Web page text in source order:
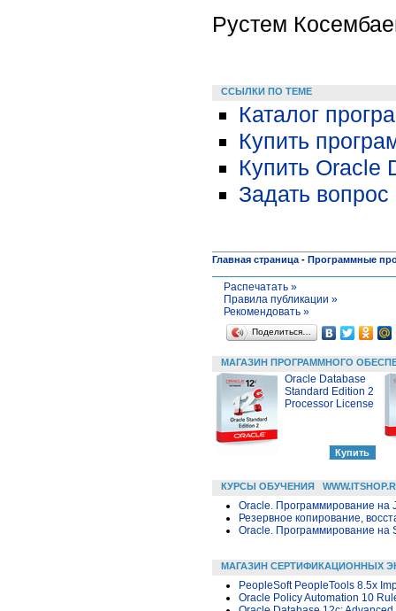
Рустем
ССЫЛКИ ПО ТЕМЕ
Каталог
Купить
Купить Oracle
Задать
Главная страница - Программные
Распечатать »
Правила публикации »
Рекомендовать »
Поделиться…
МАГАЗИН ПРОГРАММНОГО
Oracle Database
Standard Edition 2
Processor License
КУРСЫ ОБУЧЕНИЯ
Oracle. Программирование на
Резервное копирование,
Oracle. Программирование на
МАГАЗИН СЕРТИФИКАЦИОННЫХ
PeopleSoft PeopleTools 8.5x
Oracle Policy Automation 10